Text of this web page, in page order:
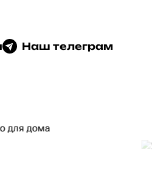
Наш телеграм